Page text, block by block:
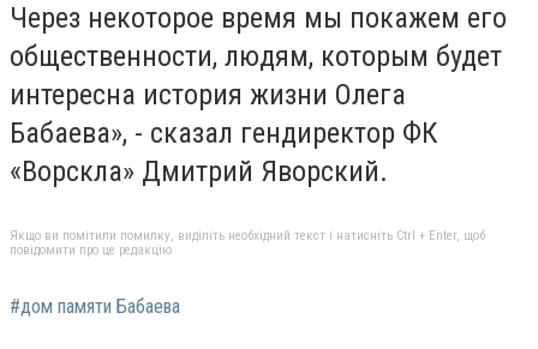
Через некоторое время мы покажем его
общественности, людям, которым будет
интересна история жизни Олега
Бабаева», - сказал гендиректор ФК
«Ворскла» Дмитрий Яворский.
Якщо ви помітили помилку, виділіть необхідний текст і натисніть Ctrl + Enter, щоб
повідомити про це редакцію
#дом памяти Бабаева